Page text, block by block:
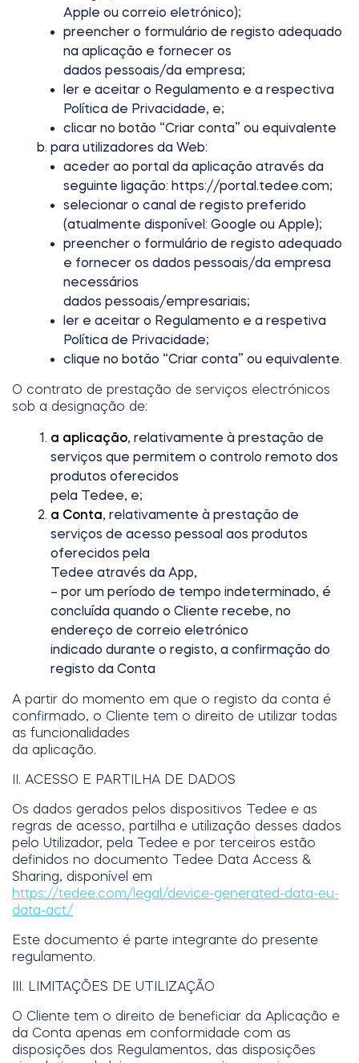
Comprar agora
Apple ou correio eletrónico);
preencher o formulário de registo adequado
na aplicação e fornecer os
dados pessoais/da empresa;
ler e aceitar o Regulamento e a respectiva
Política de Privacidade, e;
clicar no botão “Criar conta” ou equivalente
para utilizadores da Web:
aceder ao portal da aplicação através da
seguinte ligação: https://portal.tedee.com;
selecionar o canal de registo preferido
(atualmente disponível: Google ou Apple);
preencher o formulário de registo adequado
e fornecer os dados pessoais/da empresa
necessários
dados pessoais/empresariais;
ler e aceitar o Regulamento e a respetiva
Política de Privacidade;
clique no botão “Criar conta” ou equivalente.
O contrato de prestação de serviços electrónicos
sob a designação de:
a aplicação , relativamente à prestação de
serviços que permitem o controlo remoto dos
produtos oferecidos
pela Tedee, e;
a Conta , relativamente à prestação de
serviços de acesso pessoal aos produtos
oferecidos pela
Tedee através da App,
– por um período de tempo indeterminado, é
concluída quando o Cliente recebe, no
endereço de correio eletrónico
indicado durante o registo, a confirmação do
registo da Conta
A partir do momento em que o registo da conta é
confirmado, o Cliente tem o direito de utilizar todas
as funcionalidades
da aplicação.
II. ACESSO E PARTILHA DE DADOS
Os dados gerados pelos dispositivos Tedee e as
regras de acesso, partilha e utilização desses dados
pelo Utilizador, pela Tedee e por terceiros estão
definidos no documento Tedee Data Access &
Sharing, disponível em
https://tedee.com/legal/device-generated-data-eu-
data-act/
Este documento é parte integrante do presente
regulamento.
III. LIMITAÇÕES DE UTILIZAÇÃO
O Cliente tem o direito de beneficiar da Aplicação e
da Conta apenas em conformidade com as
disposições dos Regulamentos, das disposições